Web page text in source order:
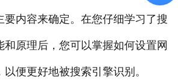
要内容来确定。在您仔细学习了搜
和原理后，您可以掌握如何设置网
便更好地被搜索引擎识别。